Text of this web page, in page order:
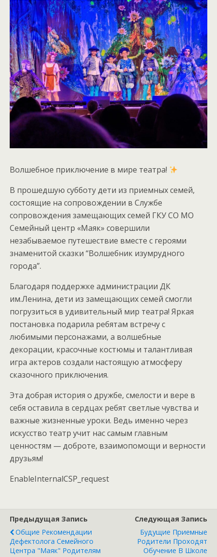
Волшебное приключение в мире театра!
В прошедшую субботу дети из приемных семей,
состоящие на сопровождении в Службе
сопровождения замещающих семей ГКУ СО МО
Семейный центр «Маяк» совершили
незабываемое путешествие вместе с героями
знаменитой сказки “Волшебник изумрудного
города”.
Благодаря поддержке администрации ДК
им.Ленина, дети из замещающих семей смогли
погрузиться в удивительный мир театра! Яркая
постановка подарила ребятам встречу с
любимыми персонажами, а волшебные
декорации, красочные костюмы и талантливая
игра актеров создали настоящую атмосферу
сказочного приключения.
Эта добрая история о дружбе, смелости и вере в
себя оставила в сердцах ребят светлые чувства и
важные жизненные уроки. Ведь именно через
искусство театр учит нас самым главным
ценностям — доброте, взаимопомощи и верности
друзьям!
EnableInternalCSP_request
Предыдущая Запись
Общие Рекомендации
Дефектолога Семейного
Центра "Маяк" Родителям
Следующая Запись
Будущие Приемные
Родители Проходят
Обучение В Школе